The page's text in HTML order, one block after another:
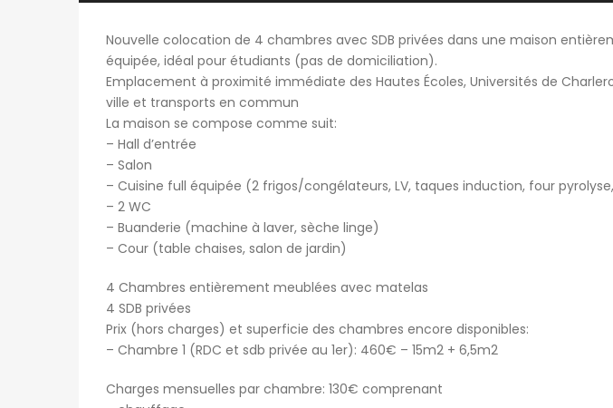
Nouvelle colocation de 4 chambres avec SDB privées dans une maison
équipée, idéal pour étudiants (pas de domiciliation).
Emplacement à proximité immédiate des Hautes Écoles, Universités de
ville et transports en commun
La maison se compose comme suit:
– Hall d’entrée
– Salon
– Cuisine full équipée (2 frigos/congélateurs, LV, taques induction, four
– 2 WC
– Buanderie (machine à laver, sèche linge)
– Cour (table chaises, salon de jardin)
4 Chambres entièrement meublées avec matelas
4 SDB privées
Prix (hors charges) et superficie des chambres encore disponibles:
– Chambre 1 (RDC et sdb privée au 1er): 460€ – 15m2 + 6,5m2
Charges mensuelles par chambre: 130€ comprenant